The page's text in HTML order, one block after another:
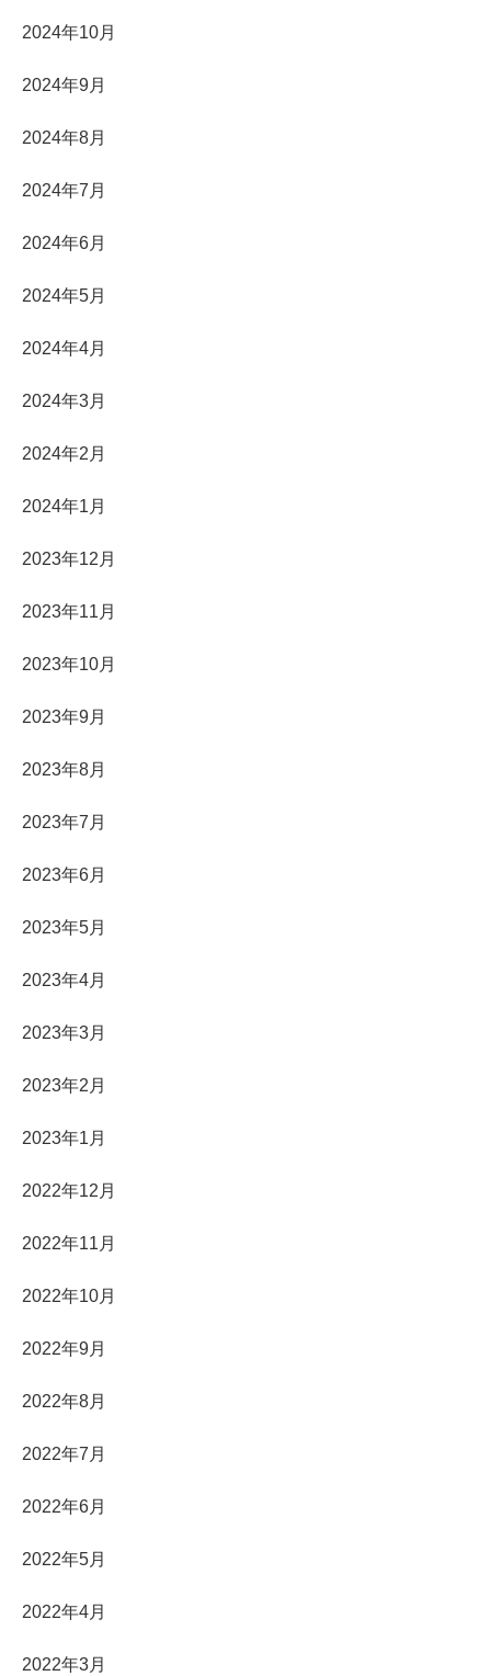
2024年10月
2024年9月
2024年8月
2024年7月
2024年6月
2024年5月
2024年4月
2024年3月
2024年2月
2024年1月
2023年12月
2023年11月
2023年10月
2023年9月
2023年8月
2023年7月
2023年6月
2023年5月
2023年4月
2023年3月
2023年2月
2023年1月
2022年12月
2022年11月
2022年10月
2022年9月
2022年8月
2022年7月
2022年6月
2022年5月
2022年4月
2022年3月